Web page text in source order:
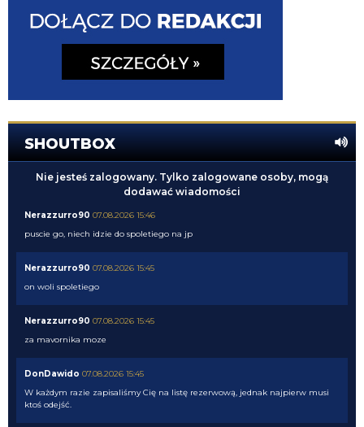
SHOUTBOX
Nie jesteś zalogowany. Tylko zalogowane osoby, mogą
dodawać wiadomości
Nerazzurro90 07.08.2026 15:46
puscie go, niech idzie do spoletiego na jp
Nerazzurro90 07.08.2026 15:45
on woli spoletiego
Nerazzurro90 07.08.2026 15:45
za mavornika moze
DonDawido 07.08.2026 15:45
W każdym razie zapisaliśmy Cię na listę rezerwową, jednak najpierw musi
ktoś odejść.